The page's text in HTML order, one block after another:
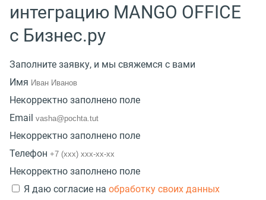
интеграцию MANGO OFFICE
с Бизнес.ру
Заполните заявку, и мы свяжемся с вами
Имя
Некорректно заполнено поле
Email
Некорректно заполнено поле
Телефон
Некорректно заполнено поле
Я даю согласие на обработку своих данных